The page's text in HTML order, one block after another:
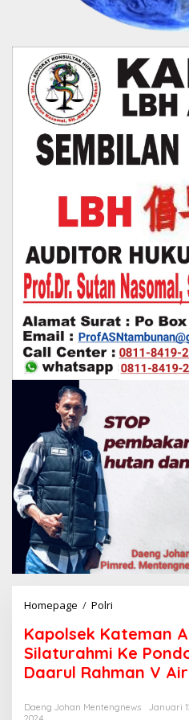
Homepage / Polri
p
o
s
k
Kapolsek Kateman
Silaturahmi Ke
Daarul Rahman V
Daeng Johan Mentengnews
Januari